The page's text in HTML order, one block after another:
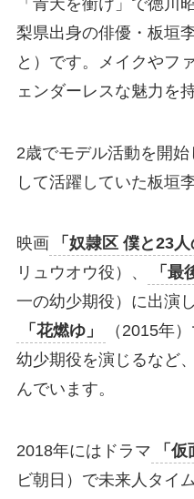
梨県出身の俳優・板垣
と）です。メイクやフ
ェンダーレスな魅力を
2歳でモデル活動を開
して活躍していた板垣
映画 「奴隷区 僕と23人
リュウオウ役）、
「最
一の幼少期役）に出演
「花燃ゆ」
（2015年
幼少期役を演じるなど
んでいます。
2018年にはドラマ 「
ビ朝日）で未来人タイ